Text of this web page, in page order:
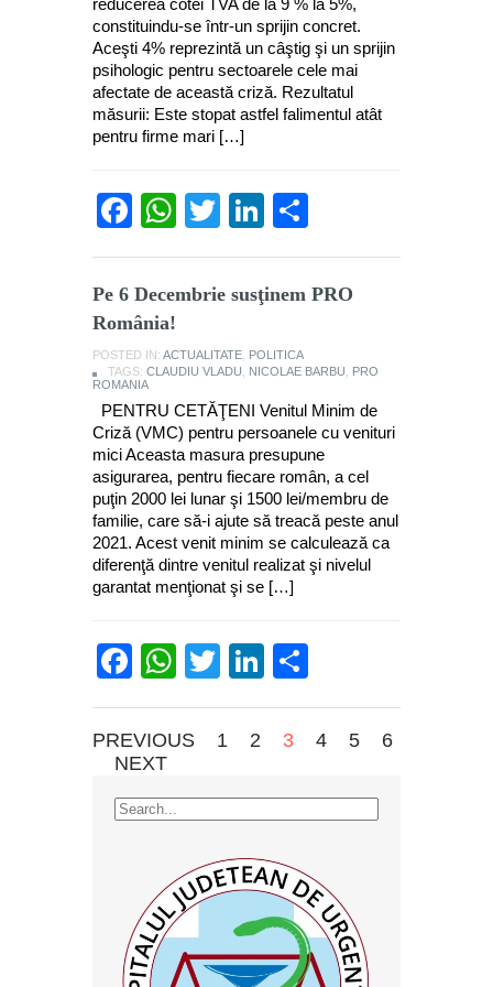
reducerea cotei TVA de la 9 % la 5%,
constituindu-se într-un sprijin concret.
Aceşti 4% reprezintă un câştig şi un sprijin
psihologic pentru sectoarele cele mai
afectate de această criză. Rezultatul
măsurii: Este stopat astfel falimentul atât
pentru firme mari […]
Facebook
WhatsApp
TwitterLinkedIn
Pe 6 Decembrie susţinem PRO
România!
POSTED IN: ACTUALITATE POLITICA
TAGS: CLAUDIU VLADU NICOLAE BARBU
PRO
ROMANIA
PENTRU CETĂŢENI Venitul Minim de
Criză (VMC) pentru persoanele cu venituri
mici Aceasta masura presupune
asigurarea, pentru fiecare român, a cel
puţin 2000 lei lunar şi 1500 lei/membru de
familie, care să-i ajute să treacă peste anul
2021. Acest venit minim se calculează ca
diferenţă dintre venitul realizat şi nivelul
garantat menţionat şi se […]
Facebook
WhatsApp
TwitterLinkedIn
PREVIOUS 1 2 3 4 5
6
NEXT